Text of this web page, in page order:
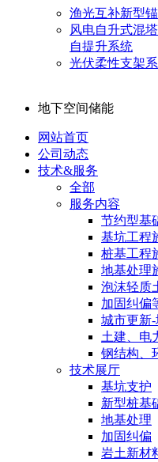
渔光互补新型
风电自升式混
自提升系统
光伏柔性支架
地下空间储能
网站首页
公司动态
技术&服务
全部
服务内容
节约型基
基坑工程
桩基工程
地基处理
泡沫轻质
加固纠偏
城市更新
土建、电
钢结构、
技术展厅
基坑支护
新型桩基
地基处理
加固纠偏
岩土新材